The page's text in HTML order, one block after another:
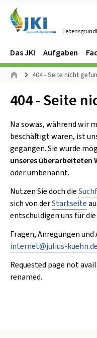
Navigation
Hauptmenü
Das JKI Aufgaben
Seitenpfad404 - Seite nicht
Inhalt:
404 - Seite
Na sowas, während wir
beschäftigt waren, ist
gegangen. Sie wurde
unseres überarbeiteten
oder umbenannt.
Nutzen Sie doch die
sich von derStartseite
entschuldigen uns für
Fragen, Anregungen
internet@julius-kuehn.de
Requested page not
renamed.